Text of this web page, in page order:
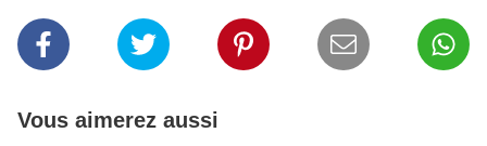
Vous aimerez aussi